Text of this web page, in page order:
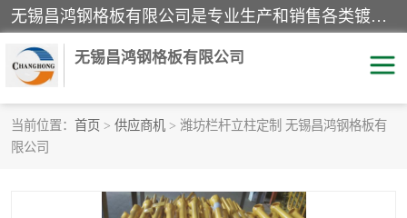
无锡昌鸿钢格板有限公司是专业生产和销售各类镀锌钢格板、镀锌钢格栅、不锈钢钢格及其相关产品的现代化企业。公司产品广泛运用于石油、化工、港口、电力、运输、造纸、医药、钢铁、食品、市政、房地产、制造业等各个领域。
无锡昌鸿钢格板有限公司
当前位置： 首页 > 供应商机 > 潍坊栏杆立柱定制 无锡昌鸿钢格板有
限公司
镀锌钢格板
水沟盖板